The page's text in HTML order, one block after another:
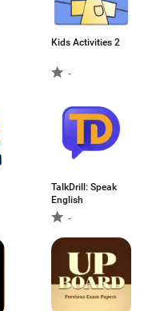
Kids Activities 2
-
TalkDrill: Speak
English
-